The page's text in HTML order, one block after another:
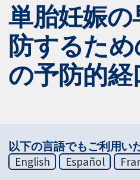
単胎妊娠
防するた
の予防的経
以下の言語でもご利用い
English
Español